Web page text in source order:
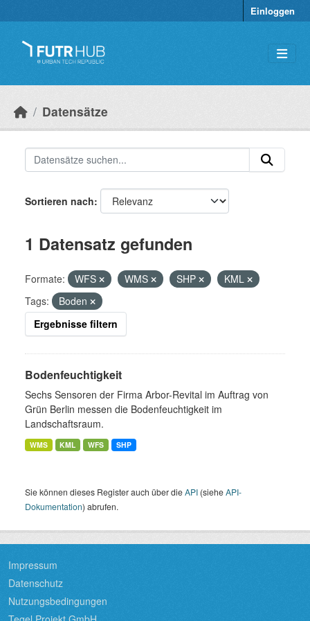
Einloggen
Datensätze
Sortieren nach
1 Datensatz gefunden
Formate: WFS WMS SHP
KML
Tags:
Boden
Ergebnisse filtern
Bodenfeuchtigkeit
Sechs Sensoren der Firma Arbor-Revital im Auftrag von
Grün Berlin messen die Bodenfeuchtigkeit im
Landschaftsraum.
WMS KML WFS SHP
Sie können dieses Register auch über dieAPI (sieheAPI-
Dokumentation) abrufen.
Impressum
Datenschutz
Nutzungsbedingungen